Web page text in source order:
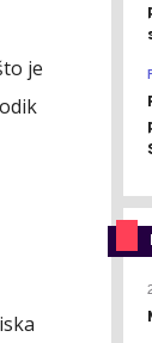
je